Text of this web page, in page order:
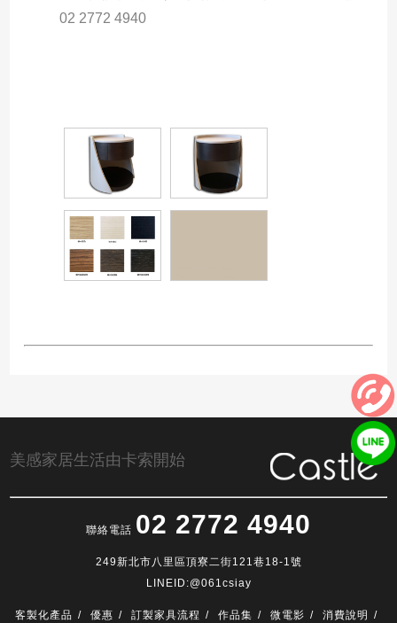
02 2772 4940
美感家居生活由卡索開始
聯絡電話 02 2772 4940
249新北市八里區頂寮二街121巷18-1號
LINEID:@061csiay
客製化產品 優惠 訂製家具流程 作品集 微電影 消費說明